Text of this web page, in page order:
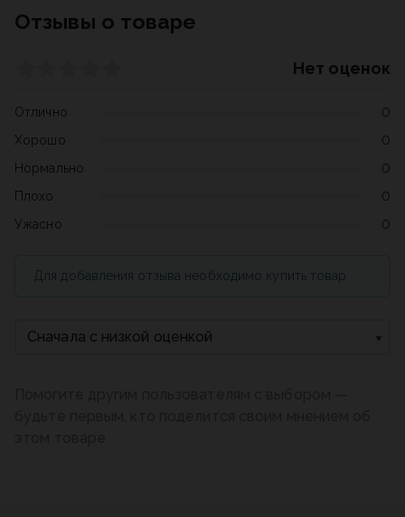
Сначала с низкой оценкой
Отзывы о товаре
Нет оценок
Отлично
0
Хорошо
0
Нормально
0
Плохо
0
Ужасно
0
Для добавления отзыва необходимо купить товар